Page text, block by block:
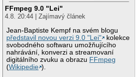
FFmpeg 9.0 "Lei"
4.8. 20:44 | Zajímavý článek
Jean-Baptiste Kempf na svém blogu
představil novou verzi 9.0 "Lei"
kolekce
svobodného softwaru umožňujícího
nahrávání, konverzi a streamovaní
digitálního zvuku a obrazu FFmpeg
(Wikipedie ).